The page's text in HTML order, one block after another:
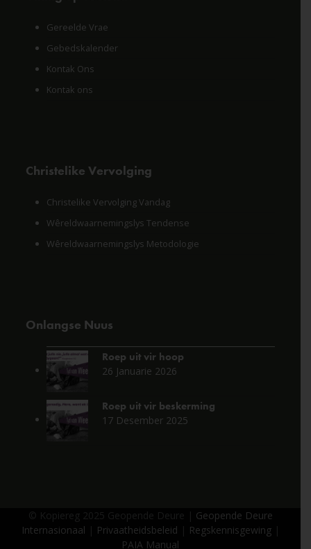
Gereelde Vrae
Gebedskalender
Kontak Ons
Kontak ons
Christelike Vervolging
Christelike Vervolging Vandag
Wêreldwaarnemingslys Tendense
Wêreldwaarnemingslys Metodologie
Onlangse Nuus
Roep uit vir hoop
26 Januarie 2026
Roep uit vir beskerming
17 Desember 2025
© Kopiereg 2025 Geopende Deure | Geopende Deure
Internasionaal | Privaatheidsbeleid | Regskennisgewing|
PAIA Manual